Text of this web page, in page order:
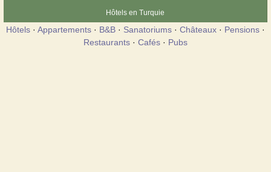
Hôtels en Turquie
Hôtels · Appartements · B&B · Sanatoriums · Châteaux · Pensions ·
Restaurants · Cafés · Pubs